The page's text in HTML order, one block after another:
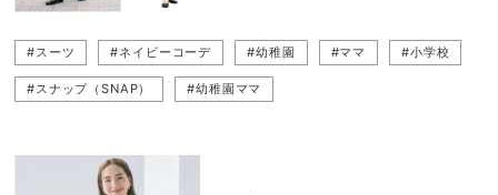
#スーツ #ネイビーコーデ #幼稚園 #ママ #小学校
#スナップ（SNAP） #幼稚園ママ
#お受験